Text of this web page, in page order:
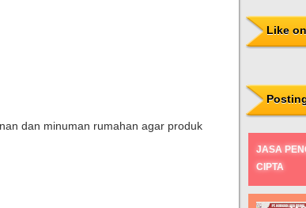
dan minuman rumahan agar produk
Terima
hadi.
paspor juga
dibantu oleh
Desi
Like
JASA
CIPTA